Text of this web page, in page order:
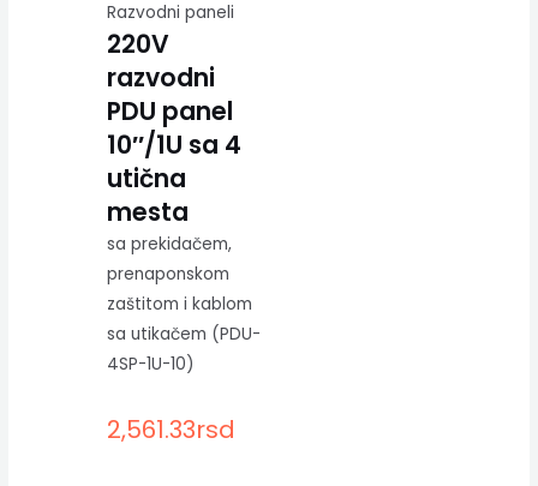
Razvodni paneli
220V
razvodni
PDU panel
10″/1U sa 4
utična
mesta
sa prekidačem,
prenaponskom
zaštitom i kablom
sa utikačem (PDU-
4SP-1U-10)
2,561.33rsd